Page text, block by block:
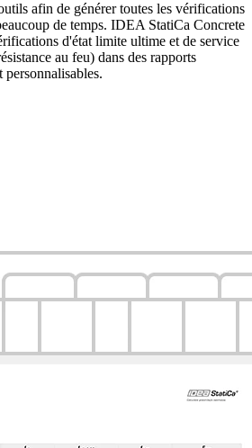
afin de générer toutes les vérifications
de temps. IDEA StatiCa Concrete
d'état limite ultime et de service
au feu) dans des rapports
personnalisables.